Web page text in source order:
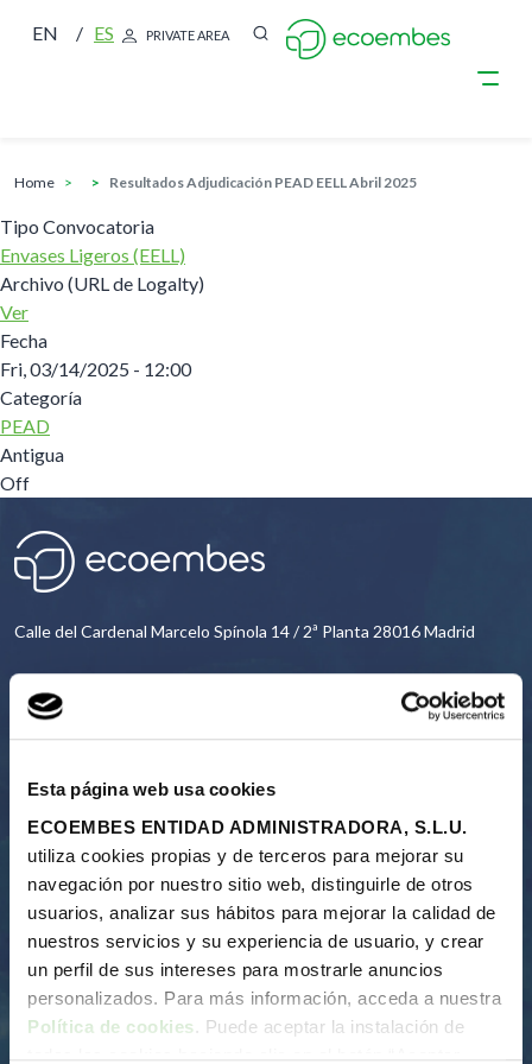
Esta página web usa cookies
ECOEMBES ENTIDAD ADMINISTRADORA, S.L.U.
utiliza cookies propias y de terceros para mejorar su
navegación por nuestro sitio web, distinguirle de otros
usuarios, analizar sus hábitos para mejorar la calidad de
nuestros servicios y su experiencia de usuario, y crear
un perfil de sus intereses para mostrarle anuncios
personalizados. Para más información, acceda a nuestra
Política de cookies. Puede aceptar la instalación de
Skip to main content
EN ES PRIVATE AREA
breadcrumb
home Resultados Adjudicación PEAD EELL Abril 2025
Tipo Convocatoria
Envases Ligeros (EELL)
Archivo (URL de Logalty)
Ver
Fecha
Fri, 03/14/2025 - 12:00
Categoría
PEAD
Antigua
Off
Calle del Cardenal Marcelo Spínola 14 / 2ª Planta 28016 Madrid
91 567 24 03
Us
Our reason for being
About us
Annual reports
Recycling process